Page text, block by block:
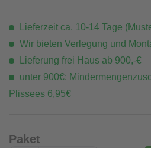
Lieferzeit ca. 10-14 Tage
Wir bieten Verlegung und
Lieferung frei Haus ab 900,-€
unter 900€:
Plissees 6,95€
Paket